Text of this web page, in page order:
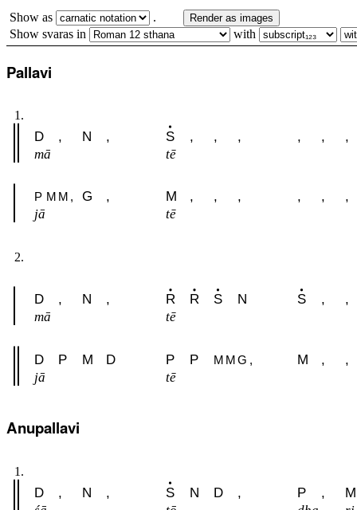
Show as . Render as images
Show svaras in with
Pallavi
1.
D , N , S , , , , , ,
mā tē
P M M , G , M , , , , , ,
jā tē
2.
D , N , R R S N S , ,
mā tē
D P M D P P M M G , M , ,
jā tē
Anupallavi
1.
D , N , S N D , P , M